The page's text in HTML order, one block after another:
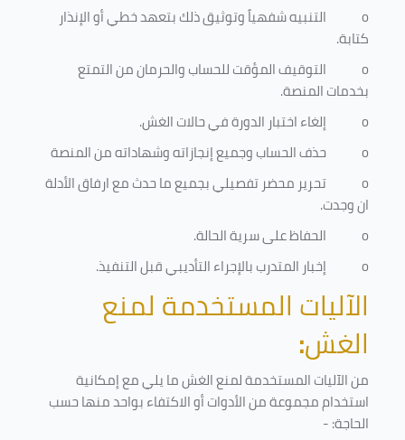
o
التنبيه شفهياً وتوثيق ذلك بتعهد خطي أو الإنذار
كتابة.
o
التوقيف المؤقت للحساب والحرمان من التمتع
بخدمات المنصة.
o
إلغاء اختبار الدورة في حالات الغش.
o
حذف الحساب وجميع إنجازاته وشهاداته من المنصة
o
تحرير محضر تفصيلي بجميع ما حدث مع ارفاق الأدلة
ان وجدت.
o
الحفاظ على سرية الحالة.
o
إخبار المتدرب بالإجراء التأديبي قبل التنفيذ.
الآليات المستخدمة لمنع
الغش:
من الآليات المستخدمة لمنع الغش ما يلي مع إمكانية
استخدام مجموعة من الأدوات أو الاكتفاء بواحد منها حسب
الحاجة: -